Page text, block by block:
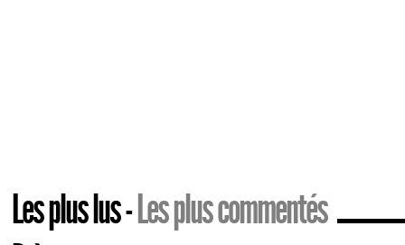
Les plus lus Les plus commentés